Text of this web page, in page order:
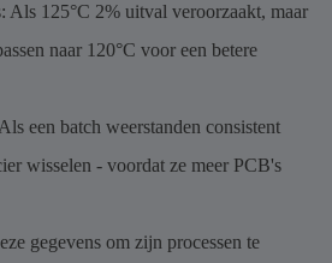
Als 125°C 2% uitval veroorzaakt, maar
naar 120°C voor een betere
een batch weerstanden consistent
wisselen - voordat ze meer PCB's
gegevens om zijn processen te